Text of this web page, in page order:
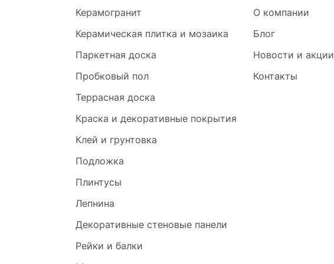
Керамогранит
Керамическая плитка и мозаика
Паркетная доска
Пробковый пол
Террасная доска
Краска и декоративные покрытия
Клей и грунтовка
Подложка
Плинтусы
Лепнина
Декоративные стеновые панели
Рейки и балки
О компании
Блог
Новости и акции
Контакты